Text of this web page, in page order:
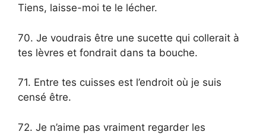
Tiens, laisse-moi te le lécher.
70. Je voudrais être une sucette qui collerait à
tes lèvres et fondrait dans ta bouche.
71. Entre tes cuisses est l’endroit où je suis
censé être.
72. Je n’aime pas vraiment regarder les